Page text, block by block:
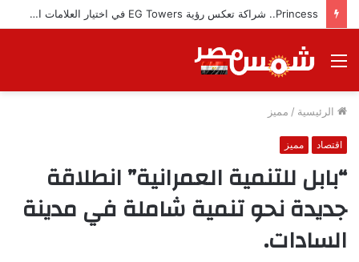
Princess.. شراكة تعكس رؤية EG Towers في اختيار العلامات التجارية المميزة
القائمة
الرئيسية / مميز
اقتصاد مميز
“بابل للتنمية العمرانية” انطلاقة
جديدة نحو تنمية شاملة في مدينة
السادات.